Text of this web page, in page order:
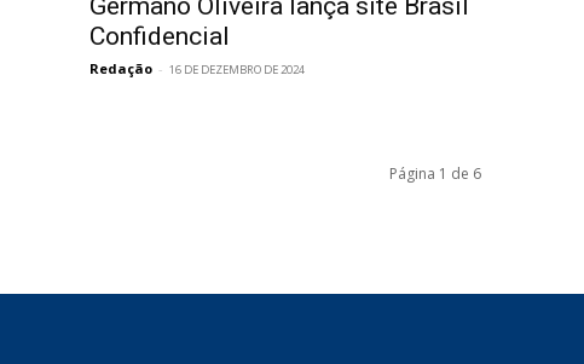
Germano Oliveira lança site Brasil
Confidencial
Redação - 16 DE DEZEMBRO DE 2024
Página 1 de 6